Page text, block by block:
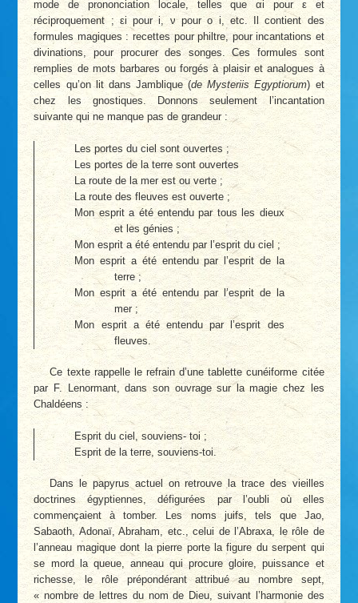
mode de prononciation locale, telles que αi pour ε et
réciproquement ; εi pour i, ν pour o i, etc. Il contient des
formules magiques : recettes pour philtre, pour incantations et
divinations, pour procurer des songes. Ces formules sont
remplies de mots barbares ou forgés à plaisir et analogues à
celles qu’on lit dans Jamblique (de Mysteriis Egyptiorum) et
chez les gnostiques. Donnons seulement l’incantation
suivante qui ne manque pas de grandeur :
Les portes du ciel sont ouvertes ;
Les portes de la terre sont ouvertes
La route de la mer est ou verte ;
La route des fleuves est ouverte ;
Mon esprit a été entendu par tous les dieux
et les génies ;
Mon esprit a été entendu par l’esprit du ciel ;
Mon esprit a été entendu par l’esprit de la
terre ;
Mon esprit a été entendu par l’esprit de la
mer ;
Mon esprit a été entendu par l’esprit des
fleuves.
Ce texte rappelle le refrain d’une tablette cunéiforme citée
par F. Lenormant, dans son ouvrage sur la magie chez les
Chaldéens :
Esprit du ciel, souviens- toi ;
Esprit de la terre, souviens-toi.
Dans le papyrus actuel on retrouve la trace des vieilles
doctrines égyptiennes, défigurées par l’oubli où elles
commençaient à tomber. Les noms juifs, tels que Jao,
Sabaoth, Adonaï, Abraham, etc., celui de l’Abraxa, le rôle de
l’anneau magique dont la pierre porte la figure du serpent qui
se mord la queue, anneau qui procure gloire, puissance et
richesse, le rôle prépondérant attribué au nombre sept,
« nombre de lettres du nom de Dieu, suivant l’harmonie des